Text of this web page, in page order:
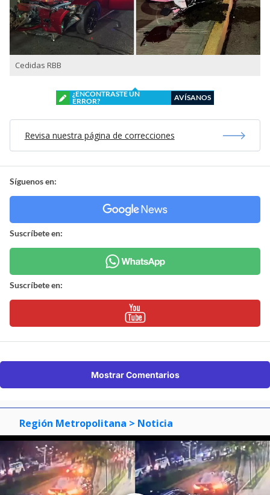
Cedidas RBB
¿ENCONTRASTE UN
ERROR?
AVÍSANOS
Revisa nuestra página de correcciones
Síguenos en:
Suscríbete en:
Suscríbete en:
Mostrar Comentarios
Región Metropolitana > Noticia